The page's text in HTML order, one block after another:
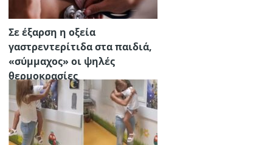
Σε έξαρση η οξεία
γαστρεντερίτιδα στα παιδιά,
«σύμμαχος» οι ψηλές
θερμοκρασίες